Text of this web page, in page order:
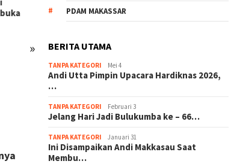
»
KSP Berkat Bulukumba Gelar
Zikir dan Doa Bersama
Sambut Tahun Baru
Komitmen
PDAM MAKASSAR
BERITA UTAMA
TANPA KATEGORI Mei 4
Andi Utta Pimpin Upacara Hardiknas 2026,
…
TANPA KATEGORI Februari 3
Jelang Hari Jadi Bulukumba ke – 66…
TANPA KATEGORI Januari 31
Ini Disampaikan Andi Makkasau Saat
Membu…